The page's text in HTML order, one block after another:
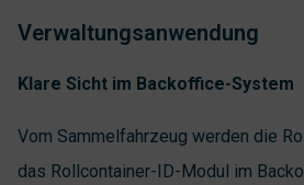
Verwaltungsanwendung
Klare Sicht im Backoffice-System
Vom Sammelfahrzeug werden die
das Rollcontainer-ID-Modul im